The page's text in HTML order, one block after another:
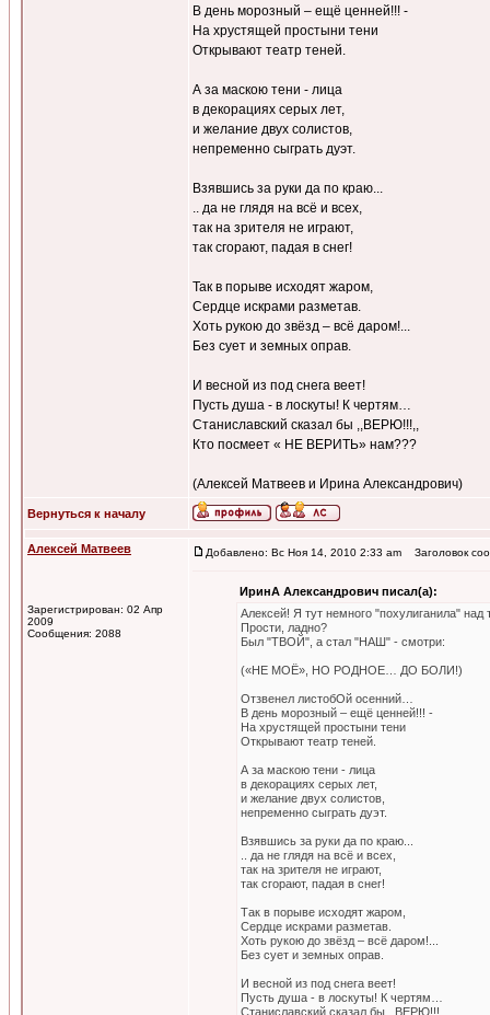
В день морозный – ещё ценней!!! -
На хрустящей простыни тени
Открывают театр теней.
А за маскою тени - лица
в декорациях серых лет,
и желание двух солистов,
непременно сыграть дуэт.
Взявшись за руки да по краю...
.. да не глядя на всё и всех,
так на зрителя не играют,
так сгорают, падая в снег!
Так в порыве исходят жаром,
Сердце искрами разметав.
Хоть рукою до звёзд – всё даром!...
Без сует и земных оправ.
И весной из под снега веет!
Пусть душа - в лоскуты! К чертям…
Станиславский сказал бы ,,ВЕРЮ!!!,,
Кто посмеет « НЕ ВЕРИТЬ» нам???
(Алексей Матвеев и Ирина Александрович)
Вернуться к началу
Алексей Матвеев
Зарегистрирован: 02 Апр
2009
Сообщения: 2088
Добавлено: Вс Ноя 14, 2010 2:33 am Заголовок
ИринА Александрович писал(а):
Алексей! Я тут немного "похулиганила"
Прости, ладно?
Был "ТВОЙ", а стал "НАШ" - смотри:
(«НЕ МОЁ», НО РОДНОЕ… ДО БОЛИ!)
Отзвенел листобОй осенний…
В день морозный – ещё ценней!!! -
На хрустящей простыни тени
Открывают театр теней.
А за маскою тени - лица
в декорациях серых лет,
и желание двух солистов,
непременно сыграть дуэт.
Взявшись за руки да по краю...
.. да не глядя на всё и всех,
так на зрителя не играют,
так сгорают, падая в снег!
Так в порыве исходят жаром,
Сердце искрами разметав.
Хоть рукою до звёзд – всё даром!...
Без сует и земных оправ.
И весной из под снега веет!
Пусть душа - в лоскуты! К чертям…
Станиславский сказал бы ,,ВЕРЮ!!!,,